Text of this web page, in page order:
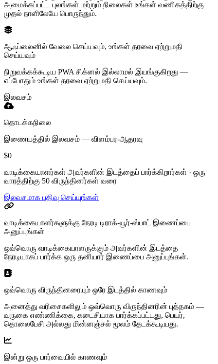
அமைக்கப்பட்ட புலங்கள் மற்றும் நிலைகள் உங்கள் வணிகத்திற்கு
முதல் நாளிலேயே பொருந்தும்.
ஆஃப்லைனில் வேலை செய்யவும், உங்கள் தரவை ஏற்றுமதி
செய்யவும்
நிறுவக்கக்கூடிய PWA சிக்னல் இல்லாமல் இயங்குகிறது —
எப்போதும் உங்கள் தரவை ஏற்றுமதி செய்யவும்.
இலவசம்
தொடக்கநிலை
இணையத்தில் இலவசம் — விளம்பர-ஆதரவு
$0
வாடிக்கையாளர்கள் அவர்களின் இடத்தைப் பார்க்கிறார்கள் · ஒரு
வாரத்திற்கு 50 விருந்தினர்கள் வரை
இலவசமாக பதிவு செய்யுங்கள்
வாடிக்கையாளர்களுக்கு நேரடி டிராக்-யூர்-ஸ்பாட் இணைப்பை
அனுப்புங்கள்
ஒவ்வொரு வாடிக்கையாளருக்கும் அவர்களின் இடத்தை
நேரடியாகப் பார்க்க ஒரு தனியார் இணைப்பை அனுப்புங்கள்.
ஒவ்வொரு விருந்தினரையும் ஒரே இடத்தில் காணவும்
அனைத்து வரிசைகளிலும் ஒவ்வொரு விருந்தினரின் புத்தகம் —
வருகை எண்ணிக்கை, கடைசியாக பார்க்கப்பட்டது, பெயர்,
தொலைபேசி அல்லது மின்னஞ்சல் மூலம் தேடக்கூடியது.
இன்று ஒரு பார்வையில் காணவும்